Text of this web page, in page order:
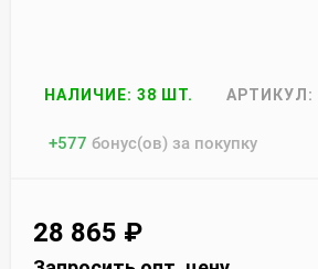
НАЛИЧИЕ: 38 ШТ. АРТИКУЛ:
+577 бонус(ов) за покупку
28 865 ₽